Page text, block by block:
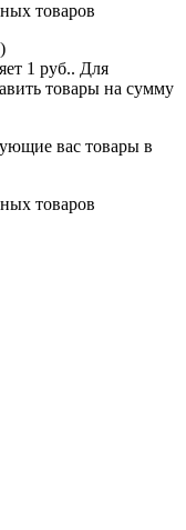
товаров
1 руб.. Для
товары на сумму
вас товары в
товаров